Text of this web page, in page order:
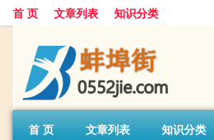
首 页 文章列表 知识分类
首 页 文章列表 知识分类